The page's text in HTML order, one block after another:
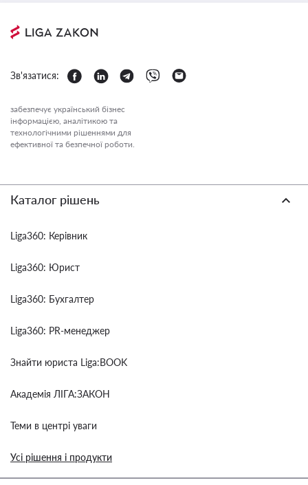
Зв'язатися:
забезпечує український бізнес
інформацією, аналітикою та
технологічними рішеннями для
ефективної та безпечної роботи.
Каталог рішень
Liga360: Керівник
Liga360: Юрист
Liga360: Бухгалтер
Liga360: PR-менеджер
Знайти юриста Liga:BOOK
Академія ЛІГА:ЗАКОН
Теми в центрі уваги
Усі рішення і продукти